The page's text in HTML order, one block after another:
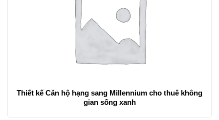
Thiết kế Căn hộ hạng sang Millennium cho thuê không
gian sống xanh